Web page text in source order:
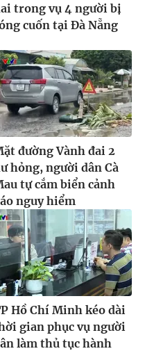
897 897
nếu không có sự chấp
VTV.vn khi phát hành lại
trong vụ 4 người bị
cuốn tại Đà Nẵng
đường Vành đai 2
hỏng, người dân Cà
tự cắm biển cảnh
nguy hiểm
Hồ Chí Minh kéo dài
gian phục vụ người
làm thủ tục hành